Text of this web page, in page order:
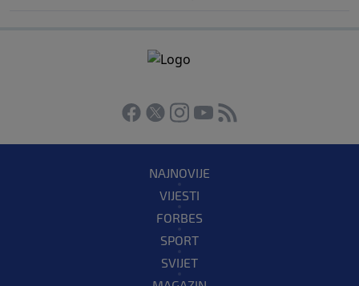
NAJNOVIJE
VIJESTI
FORBES
SPORT
SVIJET